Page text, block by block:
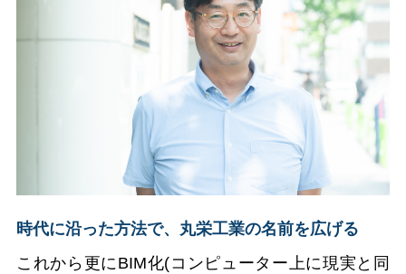
時代に沿った方法で、丸栄工業の名前を広げる
これから更にBIM化(コンピューター上に現実と同